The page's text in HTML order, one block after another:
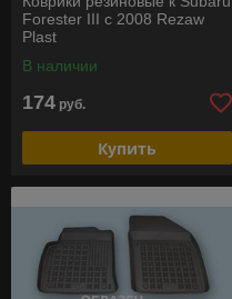
Forester III c 2008 Rezaw
Plast
В наличии
174 руб.
Купить